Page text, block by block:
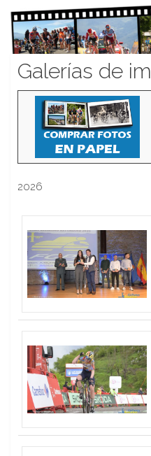
Galerías de
2026